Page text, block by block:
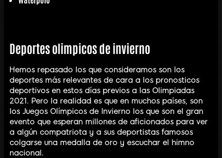
Deportes olimpicos de invierno
Hemos repasado los que consideramos son los
deportes más relevantes de cara a los pronosticos
deportivos en estos días previos a las Olimpiadas
2021. Pero la realidad es que en muchos países, son
los Juegos Olímpicos de Invierno los que son el gran
evento que esperan millones de aficionados para ver
a algún compatriota y a sus deportistas famosos
colgarse una medalla de oro y escuchar el himno
nacional.